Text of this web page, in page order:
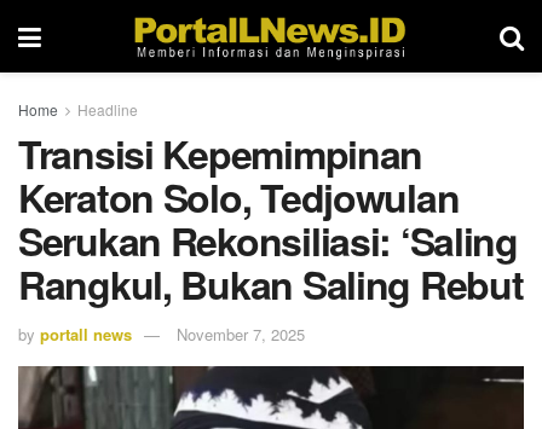
Home Headline
Transisi Kepemimpinan
Keraton Solo, Tedjowulan
Serukan Rekonsiliasi: ‘Saling
Rangkul, Bukan Saling Rebut
by portall news November 7, 2025